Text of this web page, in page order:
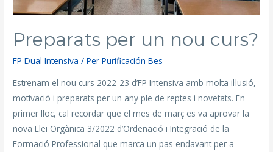
Preparats per un nou curs?
FP Dual Intensiva / Per Purificación Bes
Estrenam el nou curs 2022-23 d’FP Intensiva amb molta il·lusió,
motivació i preparats per un any ple de reptes i novetats. En
primer lloc, cal recordar que el mes de març es va aprovar la
nova Llei Orgànica 3/2022 d’Ordenació i Integració de la
Formació Professional que marca un pas endavant per a